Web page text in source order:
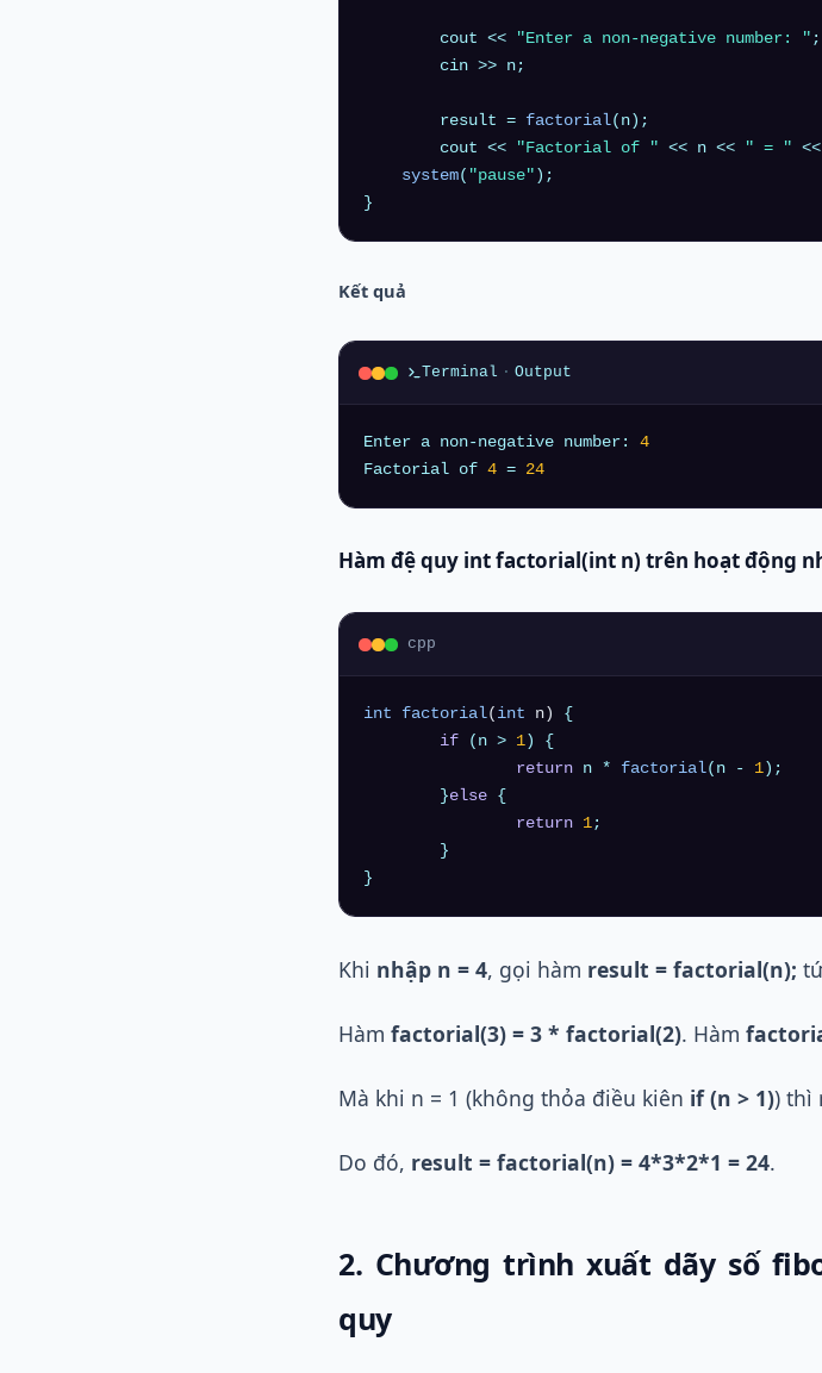
	cout <<
"Enter a non-negative number: " ;
	result =
factorial(n);
	cout <<
"Factorial of " << n << " = "
system( "pause" );
Kết quả
Terminal · Output
Enter a non-negative number: 4
Factorial of 4 = 24
Hàm đệ quy int factorial(int n) trên hoạt động
cpp
int factorial( int n)
{
if (n > 1 ) {
return n * factorial(n - 1 );
	}
else {
return 1;
Khi nhập n = 4, gọi hàm result = factorial(n);
Hàm factorial(3) = 3 * factorial(2). Hàm
Mà khi n = 1 (không thỏa điều kiên if (n > 1)) thì
Do đó, result = factorial(n) = 4*3*2*1 = 24.
2. Chương trình xuất dãy số
quy